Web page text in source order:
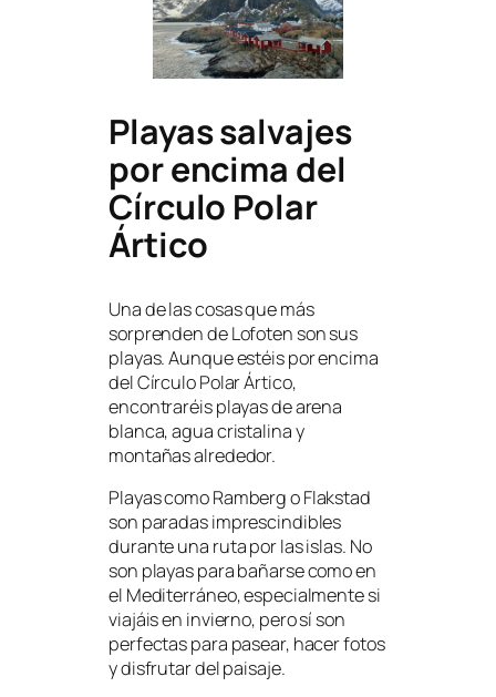
Playas salvajes
por encima del
Círculo Polar
Ártico
Una de las cosas que más
sorprenden de Lofoten son sus
playas. Aunque estéis por encima
del Círculo Polar Ártico,
encontraréis playas de arena
blanca, agua cristalina y
montañas alrededor.
Playas como Ramberg o Flakstad
son paradas imprescindibles
durante una ruta por las islas. No
son playas para bañarse como en
el Mediterráneo, especialmente si
viajáis en invierno, pero sí son
perfectas para pasear, hacer fotos
y disfrutar del paisaje.